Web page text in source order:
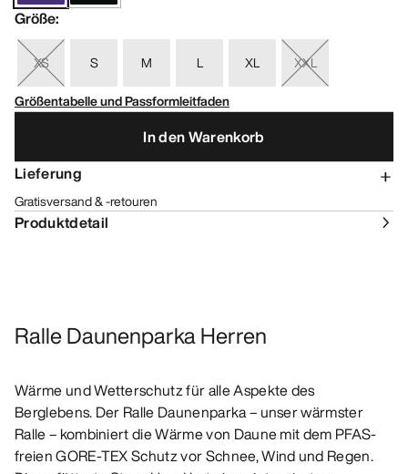
Größe:
XS S M L XL
XXL
Größentabelle und Passformleitfaden
In den Warenkorb
Lieferung
Gratisversand & -retouren
Produktdetail
Ralle Daunenparka Herren
Wärme und Wetterschutz für alle Aspekte des
Berglebens. Der Ralle Daunenparka – unser wärmster
Ralle – kombiniert die Wärme von Daune mit dem PFAS-
freien GORE-TEX Schutz vor Schnee, Wind und Regen.